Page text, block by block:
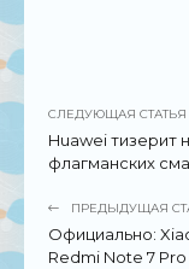
СЛЕДУЮЩАЯ СТАТЬЯ
Huawei тизерит
флагманских
ПРЕДЫДУЩАЯ
Официально:
Redmi Note 7